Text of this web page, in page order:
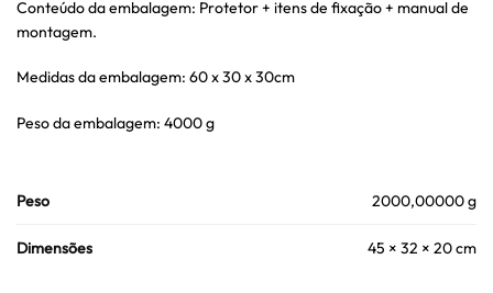
Conteúdo da embalagem: Protetor + itens de fixação + manual de
montagem.
Medidas da embalagem: 60 x 30 x 30cm
Peso da embalagem: 4000 g
Peso 2000,00000 g
Dimensões 45 × 32 × 20 cm